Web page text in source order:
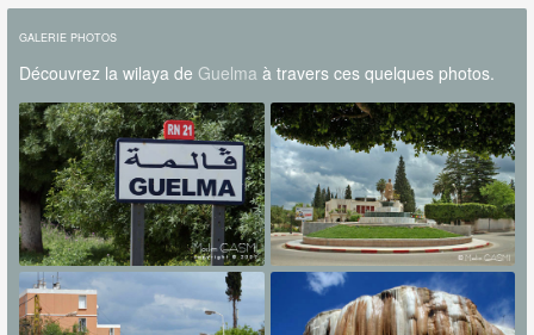
GALERIE PHOTOS
Découvrez la wilaya de Guelmaà travers ces quelques photos.